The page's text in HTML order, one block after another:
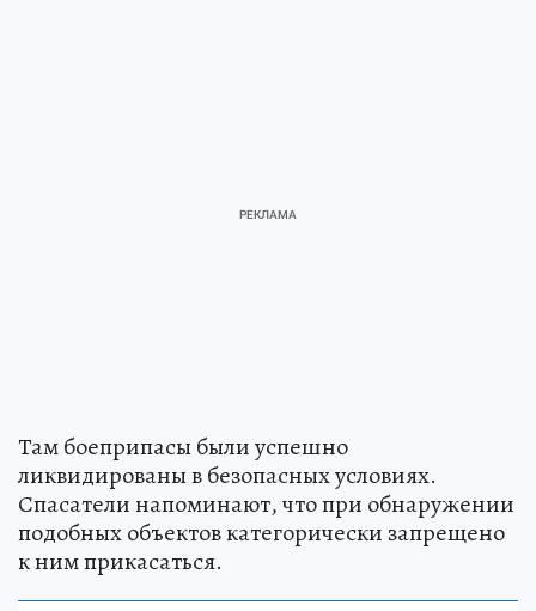
Там боеприпасы были успешно
ликвидированы в безопасных условиях.
Спасатели напоминают, что при обнаружении
подобных объектов категорически запрещено
к ним прикасаться.